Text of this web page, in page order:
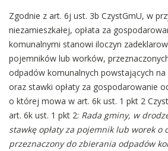
Zgodnie z art. 6j ust. 3b CzystGmU, w
niezamieszkałej, opłata za
komunalnymi stanowi iloczyn
pojemników lub worków,
odpadów komunalnych powstających
oraz stawki opłaty za gospodarowanie
o której mowa w art. 6k ust. 1 pkt 2
art. 6k ust. 1 pkt 2: Rada gminy, w
stawkę opłaty za pojemnik lub worek o
przeznaczony do zbierania odpadów